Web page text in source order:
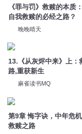
《罪与罚》救赎的本质
自我救赎的必经之路？
晚晚晴天
13.《从灰烬中来》上：
路,重获新生
麻雀读书MQ
第9章 悔字诀，中年危
救赎之路